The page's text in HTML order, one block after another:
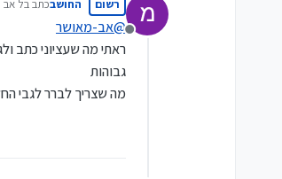
והדברים
מנותק
רשום החושבכתב בל אב
נערך
@אב-מאושר
גבוהות
מה שצריך לברר לגבי